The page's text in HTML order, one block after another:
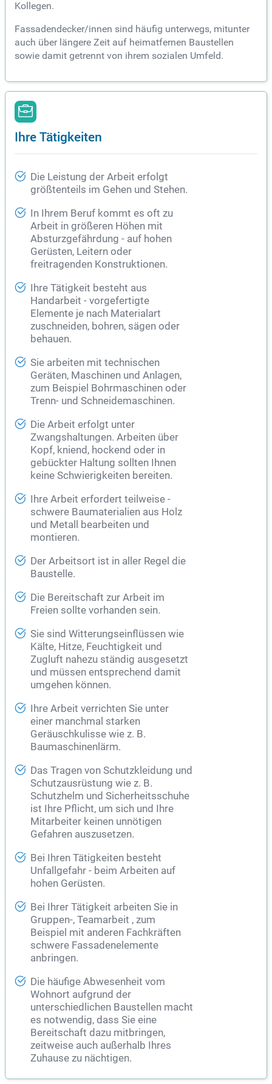
Kollegen.
Fassadendecker/innen sind häufig unterwegs, mitunter
auch über längere Zeit auf heimatfernen Baustellen
sowie damit getrennt von ihrem sozialen Umfeld.
Ihre Tätigkeiten
Die Leistung der Arbeit erfolgt
größtenteils im Gehen und Stehen.
In Ihrem Beruf kommt es oft zu
Arbeit in größeren Höhen mit
Absturzgefährdung - auf hohen
Gerüsten, Leitern oder
freitragenden Konstruktionen.
Ihre Tätigkeit besteht aus
Handarbeit - vorgefertigte
Elemente je nach Materialart
zuschneiden, bohren, sägen oder
behauen.
Sie arbeiten mit technischen
Geräten, Maschinen und Anlagen,
zum Beispiel Bohrmaschinen oder
Trenn- und Schneidemaschinen.
Die Arbeit erfolgt unter
Zwangshaltungen. Arbeiten über
Kopf, kniend, hockend oder in
gebückter Haltung sollten Ihnen
keine Schwierigkeiten bereiten.
Ihre Arbeit erfordert teilweise -
schwere Baumaterialien aus Holz
und Metall bearbeiten und
montieren.
Der Arbeitsort ist in aller Regel die
Baustelle.
Die Bereitschaft zur Arbeit im
Freien sollte vorhanden sein.
Sie sind Witterungseinflüssen wie
Kälte, Hitze, Feuchtigkeit und
Zugluft nahezu ständig ausgesetzt
und müssen entsprechend damit
umgehen können.
Ihre Arbeit verrichten Sie unter
einer manchmal starken
Geräuschkulisse wie z. B.
Baumaschinenlärm.
Das Tragen von Schutzkleidung und
Schutzausrüstung wie z. B.
Schutzhelm und Sicherheitsschuhe
ist Ihre Pflicht, um sich und Ihre
Mitarbeiter keinen unnötigen
Gefahren auszusetzen.
Bei Ihren Tätigkeiten besteht
Unfallgefahr - beim Arbeiten auf
hohen Gerüsten.
Bei Ihrer Tätigkeit arbeiten Sie in
Gruppen-, Teamarbeit , zum
Beispiel mit anderen Fachkräften
schwere Fassadenelemente
anbringen.
Die häufige Abwesenheit vom
Wohnort aufgrund der
unterschiedlichen Baustellen macht
es notwendig, dass Sie eine
Bereitschaft dazu mitbringen,
zeitweise auch außerhalb Ihres
Zuhause zu nächtigen.